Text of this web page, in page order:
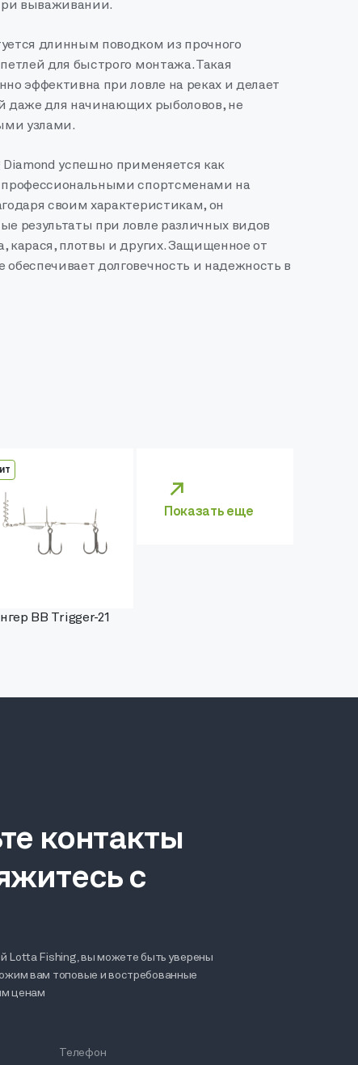
вываживании.
длинным поводком из прочного
для быстрого монтажа. Такая
эффективна при ловле на реках и делает
даже для начинающих рыболовов, не
узлами.
Diamond успешно применяется как
спортсменами на
своим характеристикам, он
результаты при ловле различных видов
карася, плотвы и других. Защищенное от
долговечность и надежность в
BB Trigger-21
Показать еще
контакты
с
Lotta Fishing, вы можете быть уверены
вам топовые и востребованные
ценам